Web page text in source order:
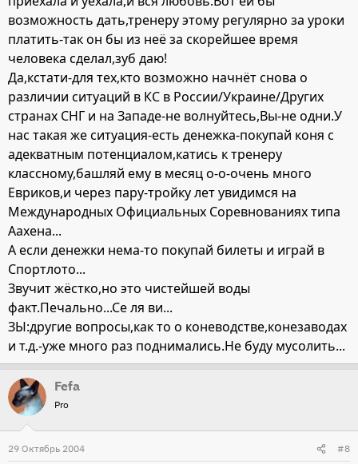
возможность дать,тренеру этому регулярно за уроки
платить-так он бы из неё за скорейшее время
человека сделал,зуб даю!
Да,кстати-для тех,кто возможно начнёт снова о
различии ситуаций в КС в России/Украине/Других
странах СНГ и на Западе-не волнуйтесь,Вы-не одни.У
нас такая же ситуация-есть денежка-покупай коня с
адекватным потенциалом,катись к тренеру
классному,башляй ему в месяц о-о-очень много
Евриков,и через пару-тройку лет увидимся на
Международных Официальных Соревнованиях типа
Аахена...
А если денежки нема-то покупай билеты и играй в
Спортлото...
Звучит жёстко,но это чистейшей воды
факт.Печально...Се ля ви...
ЗЫ:другие вопросы,как то о коневодстве,конезаводах
и т.д.-уже много раз поднимались.Не буду мусолить...
Fefa
Pro
29 Октябрь 2004 #8